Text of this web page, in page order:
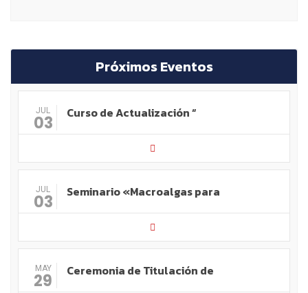
Próximos Eventos
JUL
03 Curso de Actualización “
JUL
03 Seminario «Macroalgas para
MAY
29 Ceremonia de Titulación de